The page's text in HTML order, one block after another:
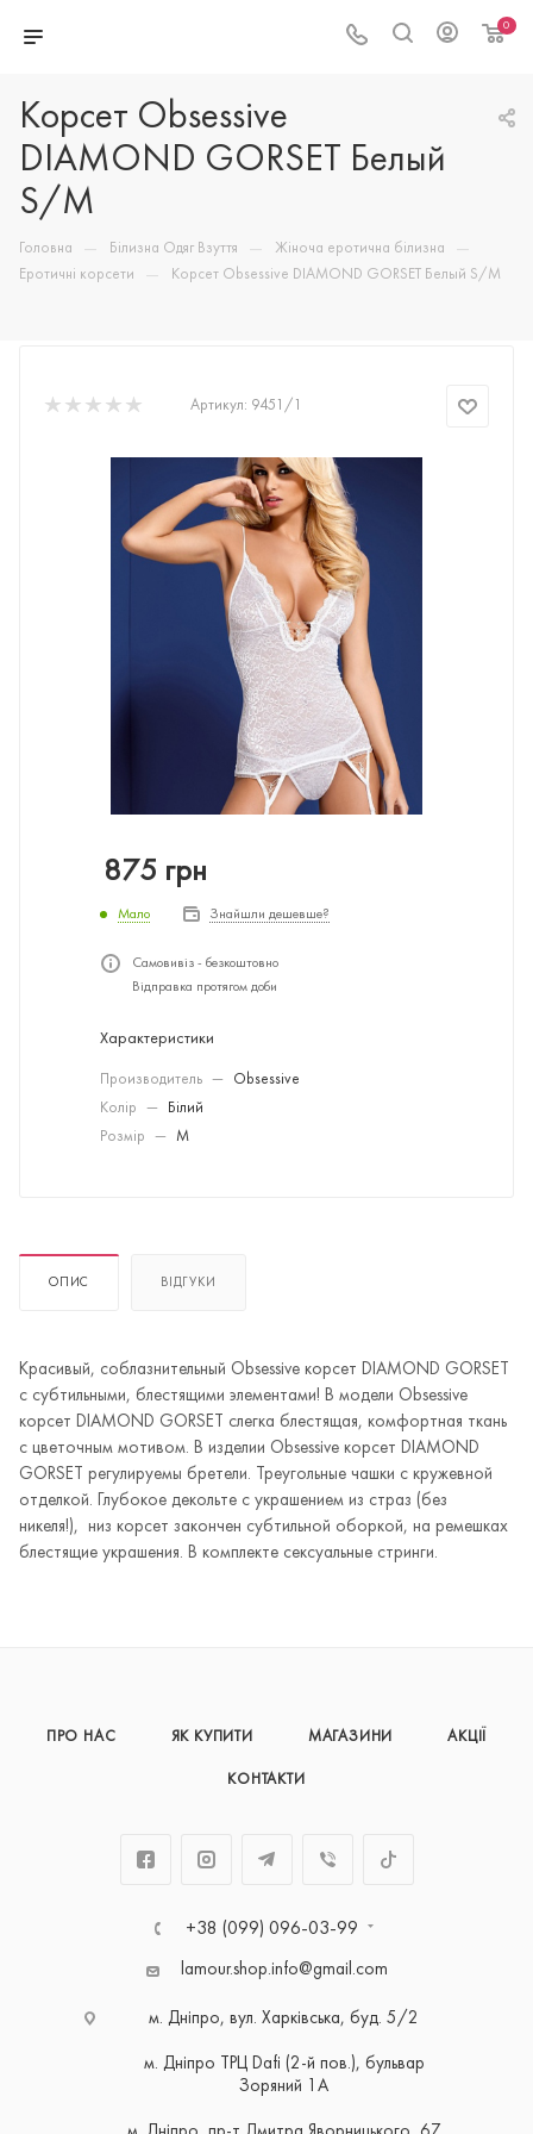
0
Корсет Obsessive
DIAMOND GORSET Белый
S/M
Головна — Білизна Одяг Взуття — Жіноча еротична білизна —
Еротичні корсети — Корсет Obsessive DIAMOND GORSET Белый S/M
Артикул: 9451/1
875 грн
Мало Знайшли дешевше?
Самовивіз - безкоштовно
Відправка протягом доби
Характеристики
Производитель —
Obsessive
Колір
—
Білий
Розмір
— M
ОПИС ВІДГУКИ
Красивый, соблазнительный Obsessive корсет DIAMOND GORSET
с субтильными, блестящими элементами! В модели Obsessive
корсет DIAMOND GORSET слегка блестящая, комфортная ткань
с цветочным мотивом. В изделии Obsessive корсет DIAMOND
GORSET регулируемы бретели. Треугольные чашки с кружевной
отделкой. Глубокое декольте с украшением из страз (без
никеля!), низ корсет закончен субтильной оборкой, на ремешках
блестящие украшения. В комплекте сексуальные стринги.
ПРО НАС ЯК КУПИТИ МАГАЗИНИ АКЦІЇ
КОНТАКТИ
+38 (099) 096-03-99
lamour.shop.info@gmail.com
м. Дніпро, вул. Харківська, буд. 5/2
м. Дніпро ТРЦ Dafi (2-й пов.), бульвар
Зоряний 1А